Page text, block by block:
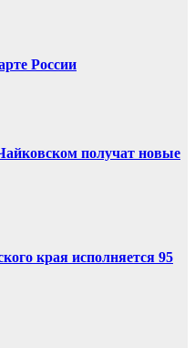
России
получат новые
края исполняется 95